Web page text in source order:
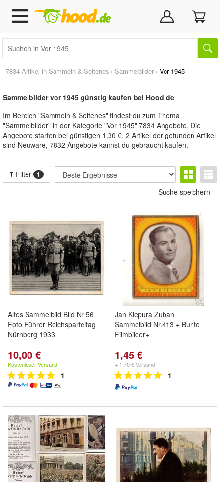
7834 Artikel in Sammeln & Seltenes › Sammelbilder › Vor 1945
Sammelbilder vor 1945 günstig kaufen bei Hood.de
Im Bereich "Sammeln & Seltenes" findest du zum Thema
"Sammelbilder" in der Kategorie "Vor 1945" 7834 Angebote. Die
Angebote starten bei günstigen 1,30 €. 2 Artikel der gefunden Artikel
sind Neuware, 7832 Angebote kannst du gebraucht kaufen.
Filter 1
Suche speichern
Altes Sammelbild Bild Nr 56
Foto Führer Reichsparteitag
Nürnberg 1933
10,00 €
Kostenloser Versand
1
Jan Kiepura Zuban
Sammelbild Nr.413 + Bunte
Filmbilder+
1,45 €
+ 1,70 € Versand
1